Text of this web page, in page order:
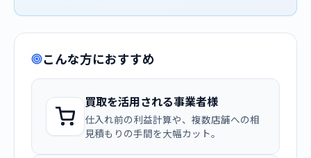
こんな方におすすめ
買取を活用される事業者様
仕入れ前の利益計算や、複数店舗への相
見積もりの手間を大幅カット。